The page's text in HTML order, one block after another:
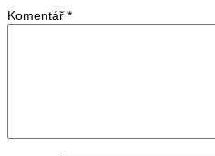
Komentář *